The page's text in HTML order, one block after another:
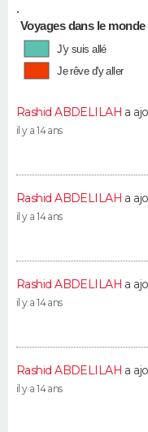
•
Voyages dans le monde
J'y suis allé
Je rêve d'y aller
Rashid ABDELILAH a
il y a 14 ans
Rashid ABDELILAH a
il y a 14 ans
Rashid ABDELILAH a
il y a 14 ans
Rashid ABDELILAH a
il y a 14 ans